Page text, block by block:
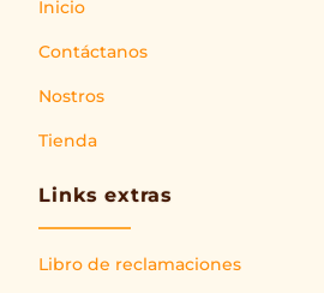
Inicio
Contáctanos
Nostros
Tienda
Links extras
Libro de reclamaciones